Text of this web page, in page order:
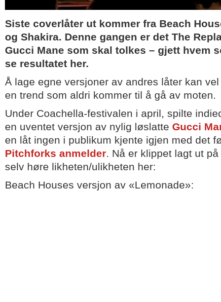
Siste coverlåter ut kommer fra Beach
og Shakira. Denne gangen er det The
Gucci Mane som skal tolkes – gjett hvem
se resultatet her.
Å lage egne versjoner av andres låter kan
en trend som aldri kommer til å gå av
Under Coachella-festivalen i april, spilte
en uventet versjon av nylig løslatte Gucci
en låt ingen i publikum kjente igjen med det
Pitchforks anmelder. Nå er klippet lagt ut
selv høre likheten/ulikheten her:
Beach Houses versjon av «Lemonade»: